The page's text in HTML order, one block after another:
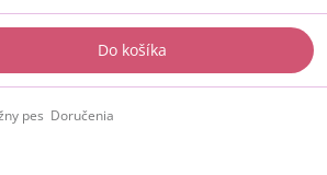
Do košíka
pes Doručenia